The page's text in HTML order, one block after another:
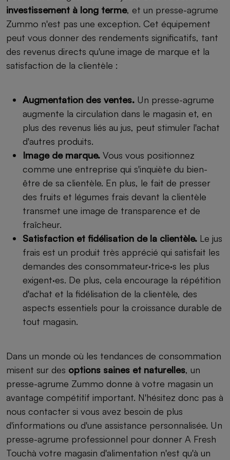
investissement à long terme, et un presse-agrume
Zummo n'est pas une exception. Cet équipement
peut vous donner des rendements significatifs, tant
des revenus directs qu'une image de marque et la
satisfaction de la clientèle :
Augmentation des ventes. Un presse-agrume
augmente la circulation dans le magasin et, en
plus des revenus liés au jus, peut stimuler l'achat
d'autres produits.
Image de marque. Vous vous positionnez
comme une entreprise qui s'inquiète du bien-
être de sa clientèle. En plus, le fait de presser
des fruits et légumes frais devant la clientèle
transmet une image de transparence et de
fraîcheur.
Satisfaction et fidélisation de la clientèle. Le jus
frais est un produit très apprécié qui satisfait les
demandes des consommateur·trice·s les plus
exigent·es. De plus, cela encourage la répétition
d'achat et la fidélisation de la clientèle, des
aspects essentiels pour la croissance durable de
tout magasin.
Dans un monde où les tendances de consommation
misent sur des options saines et naturelles, un
presse-agrume Zummo donne à votre magasin un
avantage compétitif important. N'hésitez donc pas à
nous contacter si vous avez besoin de plus
d'informations ou d'une assistance personnalisée. Un
presse-agrume professionnel pour donner A Fresh
Touchà votre magasin d'alimentation n'est qu'à un